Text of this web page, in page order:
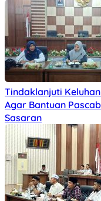
Tindaklanjuti
Agar Bantuan
Sasaran